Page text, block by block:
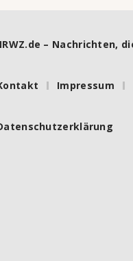
– Nachrichten,
Impressum